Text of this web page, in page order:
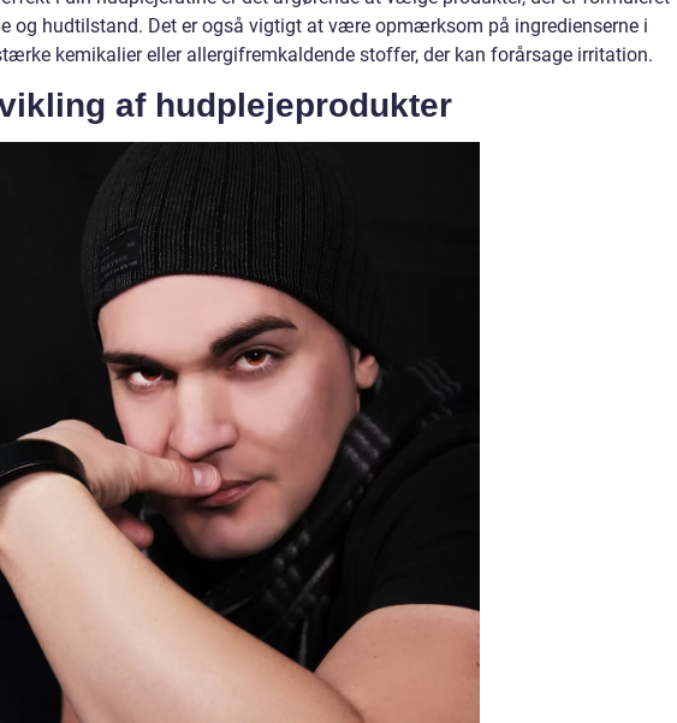
og hudtilstand. Det er også vigtigt at være opmærksom på ingredienserne i
kemikalier eller allergifremkaldende stoffer, der kan forårsage irritation.
af hudplejeprodukter